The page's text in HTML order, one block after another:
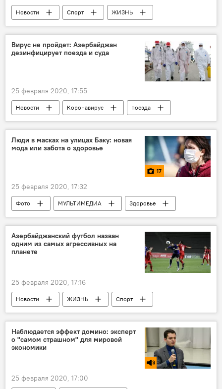
Новости Спорт
ЖИЗНЬ
Азербайджан
Новости мира
дзюдоист
Рустам Оруджев
Эльмар Гасымов
Вирус не пройдет: Азербайджан
дезинфицирует поезда и суда
25 февраля 2020, 17:55
Новости Коронавирус
поезда
Суда
Дезинфекция
ОАО "Азербайджанские железные дороги"
ЗАО "Азербайджанское Каспийское морское пароходство"
Люди в масках на улицах Баку: новая
мода или забота о здоровье
17
25 февраля 2020, 17:32
Фото МУЛЬТИМЕДИА
Здоровье
ЖИЗНЬ
Азербайджан Новости
Азербайджанский футбол назван
одним из самых агрессивных на
планете
25 февраля 2020, 17:16
Новости ЖИЗНЬ
Спорт
Новости мира
Азербайджан
Футбол
Рекорд
агрессивность
рейтинг
Наблюдается эффект домино: эксперт
о "самом страшном" для мировой
экономики
25 февраля 2020, 17:00